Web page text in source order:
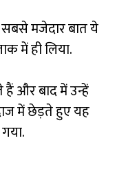
सबसे मजेदार बात ये
में ही लिया.
हैं और बाद में उन्हें
में छेड़ते हुए यह